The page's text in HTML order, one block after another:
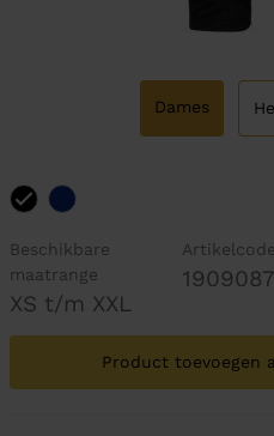
Dames
Beschikbare
maatrange
XS t/m XXL
Artikelcode
1909087
Product toevoegen